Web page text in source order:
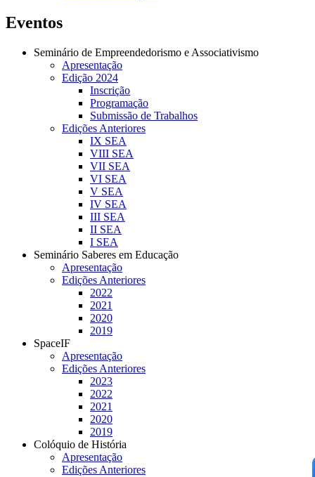
Eventos
Seminário de Empreendedorismo e Associativismo
Apresentação
Edição 2024
Inscrição
Programação
Submissão de Trabalhos
Edições Anteriores
IX SEA
VIII SEA
VII SEA
VI SEA
V SEA
IV SEA
III SEA
II SEA
I SEA
Seminário Saberes em Educação
Apresentação
Edições Anteriores
2022
2021
2020
2019
SpaceIF
Apresentação
Edições Anteriores
2023
2022
2021
2020
2019
Colóquio de História
Apresentação
Edições Anteriores